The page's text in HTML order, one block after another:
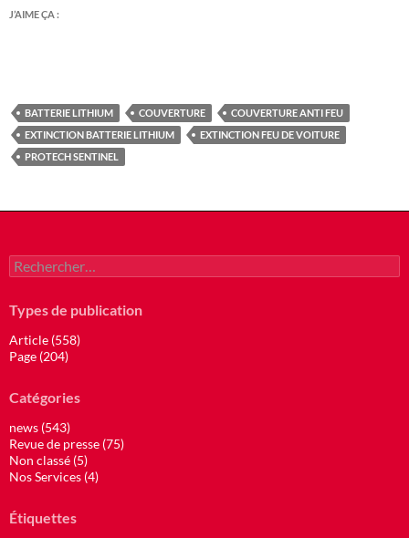
J’AIME ÇA :
BATTERIE LITHIUM COUVERTURE
COUVERTURE ANTI FEU
EXTINCTION BATTERIE LITHIUM
EXTINCTION FEU DE VOITURE
PROTECH SENTINEL
Rechercher :
Types de publication
Article (558)
Page (204)
Catégories
news (543)
Revue de presse (75)
Non classé (5)
Nos Services (4)
Étiquettes